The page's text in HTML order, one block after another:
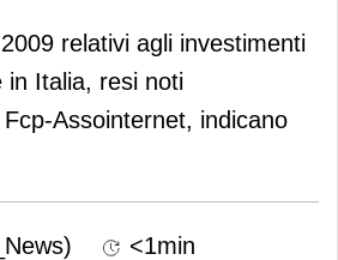
relativi agli investimenti
in Italia, resi noti
Fcp-Assointernet, indicano
<1min